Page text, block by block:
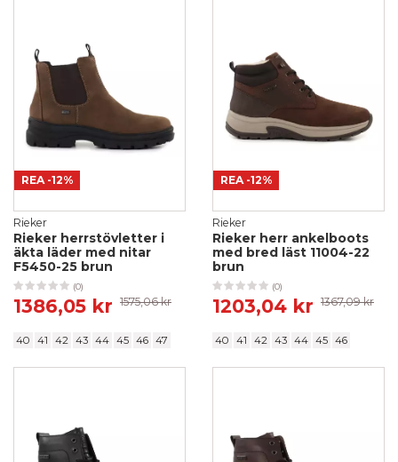
REA -12%
Rieker
Rieker herrstövletter i
äkta läder med nitar
F5450-25 brun
(0)
1386,05 kr 1575,06 kr
40 41 42 43 44 45 46 47
REA -12%
Rieker
Rieker herr ankelboots
med bred läst 11004-22
brun
(0)
1203,04 kr 1367,09 kr
40 41 42 43 44 45 46